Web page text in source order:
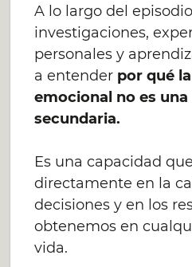
A lo largo del
investigaciones,
personales y
a entender por qué
emocional no es una
secundaria.
Es una capacidad
directamente en la
decisiones y en los
obtenemos en
vida.